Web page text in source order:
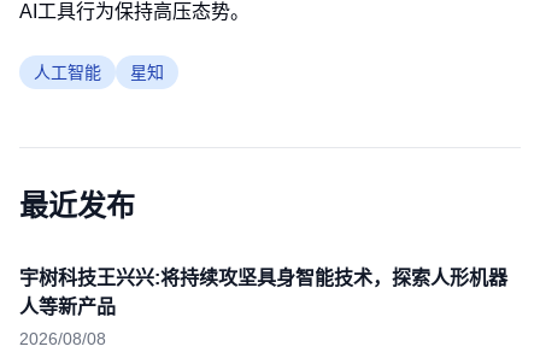
AI工具行为保持高压态势。
人工智能 星知
最近发布
宇树科技王兴兴:将持续攻坚具身智能技术，探索人形机器
人等新产品
2026/08/08